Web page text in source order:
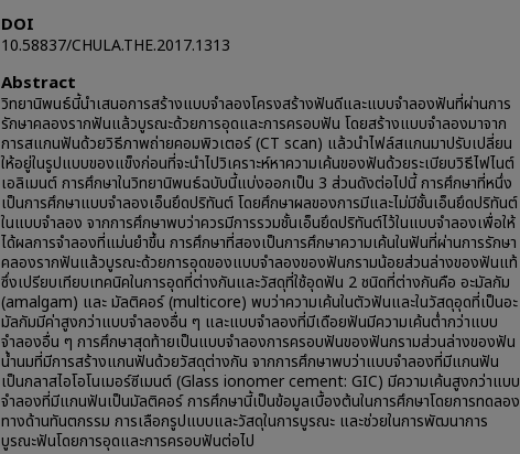
DOI
10.58837/CHULA.THE.2017.1313
Abstract
วิทยานิพนธ์นี้นำเสนอการสร้างแบบจำลองโครงสร้างฟันดีและแบบจำลองฟันที่ผ่านการ
รักษาคลองรากฟันแล้วบูรณะด้วยการอุดและการครอบฟัน โดยสร้างแบบจำลองมาจาก
การสแกนฟันด้วยวิธีภาพถ่ายคอมพิวเตอร์ (CT scan) แล้วนำไฟล์สแกนมาปรับเปลี่ยน
ให้อยู่ในรูปแบบของแข็งก่อนที่จะนำไปวิเคราะห์หาความเค้นของฟันด้วยระเบียบวิธีไฟไนต์
เอลิเมนต์ การศึกษาในวิทยานิพนธ์ฉบับนี้แบ่งออกเป็น 3 ส่วนดังต่อไปนี้ การศึกษาที่หนึ่ง
เป็นการศึกษาแบบจำลองเอ็นยึดปริทันต์ โดยศึกษาผลของการมีและไม่มีชั้นเอ็นยึดปริทันต์
ในแบบจำลอง จากการศึกษาพบว่าควรมีการรวมชั้นเอ็นยึดปริทันต์ไว้ในแบบจำลองเพื่อให้
ได้ผลการจำลองที่แม่นยำขึ้น การศึกษาที่สองเป็นการศึกษาความเค้นในฟันที่ผ่านการรักษา
คลองรากฟันแล้วบูรณะด้วยการอุดของแบบจำลองของฟันกรามน้อยส่วนล่างของฟันแท้
ซึ่งเปรียบเทียบเทคนิคในการอุดที่ต่างกันและวัสดุที่ใช้อุดฟัน 2 ชนิดที่ต่างกันคือ อะมัลกัม
(amalgam) และ มัลติคอร์ (multicore) พบว่าความเค้นในตัวฟันและในวัสดุอุดที่เป็นอะ
มัลกัมมีค่าสูงกว่าแบบจำลองอื่น ๆ และแบบจำลองที่มีเดือยฟันมีความเค้นต่ำกว่าแบบ
จำลองอื่น ๆ การศึกษาสุดท้ายเป็นแบบจำลองการครอบฟันของฟันกรามส่วนล่างของฟัน
น้ำนมที่มีการสร้างแกนฟันด้วยวัสดุต่างกัน จากการศึกษาพบว่าแบบจำลองที่มีแกนฟัน
เป็นกลาสไอโอโนเมอร์ซีเมนต์ (Glass ionomer cement: GIC) มีความเค้นสูงกว่าแบบ
จำลองที่มีแกนฟันเป็นมัลติคอร์ การศึกษานี้เป็นข้อมูลเบื้องต้นในการศึกษาโดยการทดลอง
ทางด้านทันตกรรม การเลือกรูปแบบและวัสดุในการบูรณะ และช่วยในการพัฒนาการ
บูรณะฟันโดยการอุดและการครอบฟันต่อไป